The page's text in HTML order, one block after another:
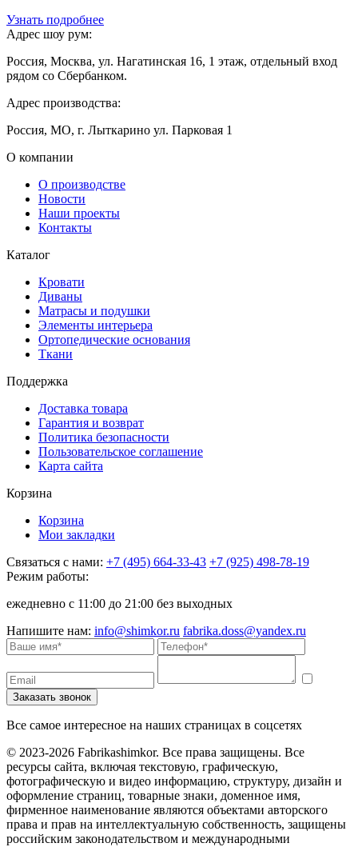
Узнать подробнее
Адрес шоу рум:
Россия, Москва, ул. Нагатинская 16, 1 этаж, отдельный вход
рядом со Сбербанком.
Адрес производства:
Россия, МО, г. Лыткарино ул. Парковая 1
О компании
О производстве
Новости
Наши проекты
Контакты
Каталог
Кровати
Диваны
Матрасы и подушки
Элементы интерьера
Ортопедические основания
Ткани
Поддержка
Доставка товара
Гарантия и возврат
Политика безопасности
Пользовательское соглашение
Карта сайта
Корзина
Корзина
Мои закладки
Связаться с нами: +7 (495) 664-33-43 +7 (925) 498-78-19
Режим работы:
ежедневно с 11:00 до 21:00 без выходных
Напишите нам: info@shimkor.ru fabrika.doss@yandex.ru
Все самое интересное на наших страницах в соцсетях
© 2023-2026 Fabrikashimkor. Все права защищены. Все
ресурсы сайта, включая текстовую, графическую,
фотографическую и видео информацию, структуру, дизайн и
оформление страниц, товарные знаки, доменное имя,
фирменное наименование являются объектами авторского
права и прав на интеллектуальную собственность, защищены
российским законодательством и международными